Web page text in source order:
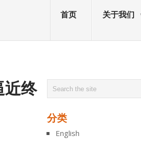
首页 关于我们
近终
分类
English